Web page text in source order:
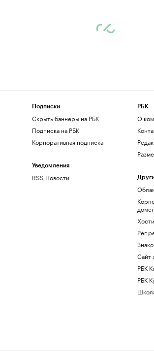
Подписки
Скрыть баннеры на РБК
Подписка на РБК
Корпоративная подписка
Уведомления
RSS Новости
РБК
О
Сайт
РБК
РБК